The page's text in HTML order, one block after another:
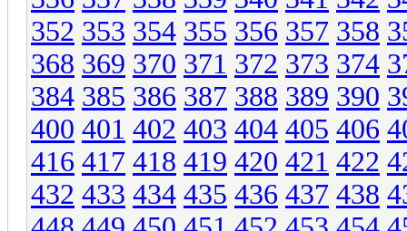
352 353 354 355 356 357 358
368 369 370 371 372 373 374
384 385 386 387 388 389 390
400 401 402 403 404 405 406
416 417 418 419 420 421 422
432 433 434 435 436 437 438